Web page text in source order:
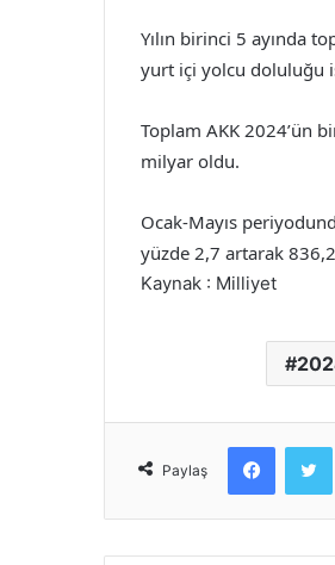
Yılın birinci 5 ayında
yurt içi yolcu doluluğu
Toplam AKK 2024’ün
milyar oldu.
Ocak-Mayıs
yüzde 2,7 artarak 836,2
Kaynak : Milliyet
Paylaş